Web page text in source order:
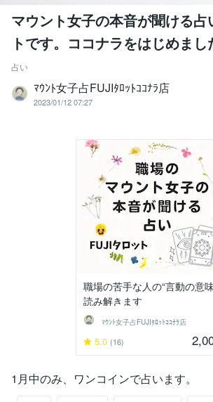
マウント女子の本音が聞ける占
トです。ココナラをはじめまし
占い
ﾏｳﾝﾄ女子占FUJIﾀﾛｯﾄｺｺﾅﾗ店
2023/01/12 07:27
職場の苦手な人の“言動の意
読み解きます
ﾏｳﾝﾄ女子占FUJIﾀﾛｯﾄｺｺﾅﾗ店
5.0 (16)
1月中のみ、ワンコインで占います。